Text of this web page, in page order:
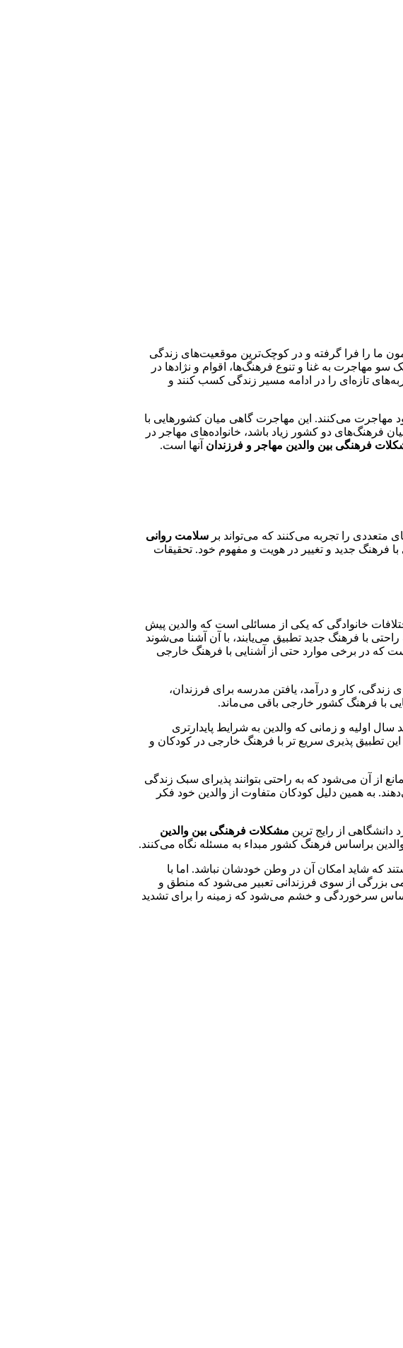
ما را فرا گرفته و در کوچک‌ترین موقعیت‌های زندگی
مهاجرت به غنا و تنوع فرهنگ‌ها، اقوام و نژادها در
تازه‌ای را در ادامه مسیر زندگی کسب کنند و
مهاجرت می‌کنند. این مهاجرت گاهی میان کشورهایی با
فرهنگ‌های دو کشور زیاد باشد، خانواده‌های مهاجر در
فرهنگی بین والدین مهاجر و فرزندان آنها است.
را تجربه می‌کنند که می‌تواند بر سلامت روانی
فرهنگ جدید و تغییر در هویت و مفهوم خود. تحقیقات
خانوادگی که یکی از مسائلی است که والدین پیش
با فرهنگ جدید تطبیق می‌یابند، با آن آشنا می‌شوند
که در برخی موارد حتی از آشنایی با فرهنگ خارجی
کار و درآمد، یافتن مدرسه برای فرزندان،
با فرهنگ کشور خارجی باقی می‌ماند.
اولیه و زمانی که والدین به شرایط پایدارتری
تطبیق پذیری سریع تر با فرهنگ خارجی در کودکان و
از آن می‌شود که به راحتی بتوانند پذیرای سبک زندگی
به همین دلیل کودکان متفاوت از والدین خود فکر
از رایج ترین مشکلات فرهنگی بین والدین
براساس فرهنگ کشور مبداء به مسئله نگاه می‌کنند.
که شاید امکان آن در وطن خودشان نباشد. اما با
بزرگی از سوی فرزندانی تعبیر می‌شود که منطق و
سرخوردگی و خشم می‌شود که زمینه را برای تشدید